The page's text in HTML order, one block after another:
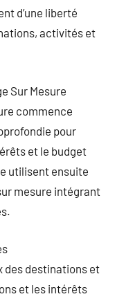
d’une liberté
activités et
Sur Mesure
commence
pour
et le budget
utilisent ensuite
mesure intégrant
des destinations et
et les intérêts